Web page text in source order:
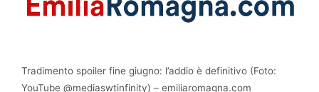
Tradimento spoiler fine giugno: l’addio è definitivo (Foto:
YouTube @mediaswtinfinity) – emiliaromagna.com